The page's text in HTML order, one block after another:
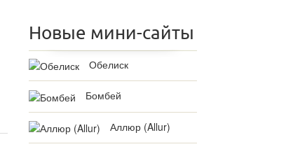
Новые мини-сайты
Обелиск
Бомбей
Аллюр (Allur)